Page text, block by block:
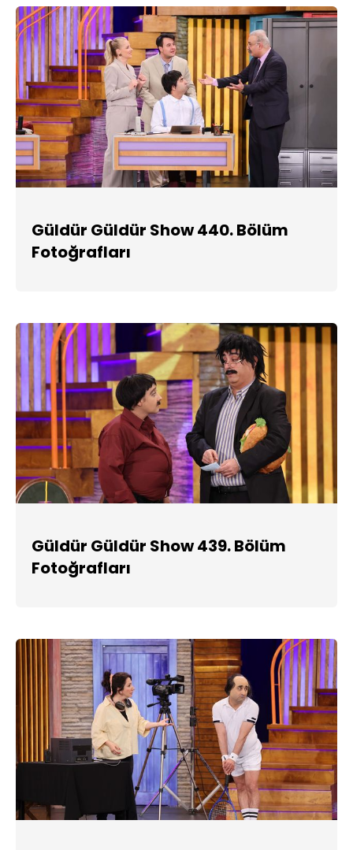
Güldür Güldür Show 440. Bölüm
Fotoğrafları
Güldür Güldür Show 439. Bölüm
Fotoğrafları